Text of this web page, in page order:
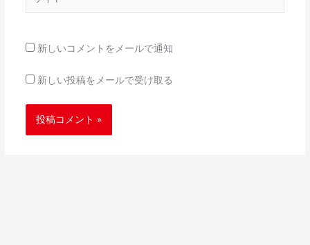
新しいコメントをメールで通知
新しい投稿をメールで受け取る